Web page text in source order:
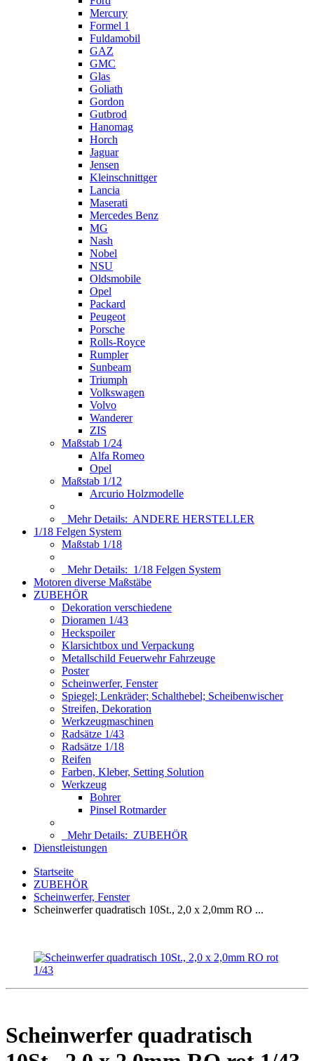
Mercury
Formel 1
Fuldamobil
GAZ
GMC
Glas
Goliath
Gordon
Gutbrod
Hanomag
Horch
Jaguar
Jensen
Kleinschnittger
Lancia
Maserati
Mercedes Benz
MG
Nash
Nobel
NSU
Oldsmobile
Opel
Packard
Peugeot
Porsche
Rolls-Royce
Rumpler
Sunbeam
Triumph
Volkswagen
Volvo
Wanderer
ZIS
Maßstab 1/24
Alfa Romeo
Opel
Maßstab 1/12
Arcurio Holzmodelle
Mehr Details: ANDERE HERSTELLER
1/18 Felgen System
Maßstab 1/18
Mehr Details: 1/18 Felgen System
Motoren diverse Maßstäbe
ZUBEHÖR
Dekoration verschiedene
Dioramen 1/43
Heckspoiler
Klarsichtbox und Verpackung
Metallschild Feuerwehr Fahrzeuge
Poster
Scheinwerfer, Fenster
Spiegel; Lenkräder; Schalthebel; Scheibenwischer
Streifen, Dekoration
Werkzeugmaschinen
Radsätze 1/43
Radsätze 1/18
Reifen
Farben, Kleber, Setting Solution
Werkzeug
Bohrer
Pinsel Rotmarder
Mehr Details: ZUBEHÖR
Dienstleistungen
Startseite
ZUBEHÖR
Scheinwerfer, Fenster
Scheinwerfer quadratisch 10St., 2,0 x 2,0mm RO ...
Scheinwerfer quadratisch